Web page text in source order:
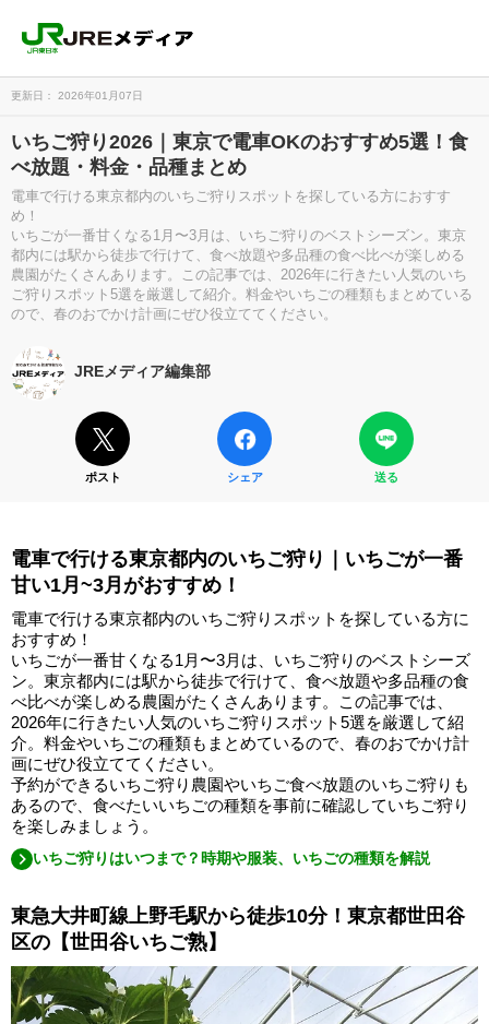
更新日： 2026年01月07日
いちご狩り2026｜東京で電車OKのおすすめ5選！食
べ放題・料金・品種まとめ
電車で行ける東京都内のいちご狩りスポットを探している方におすす
め！
いちごが一番甘くなる1月〜3月は、いちご狩りのベストシーズン。東京
都内には駅から徒歩で行けて、食べ放題や多品種の食べ比べが楽しめる
農園がたくさんあります。この記事では、2026年に行きたい人気のいち
ご狩りスポット5選を厳選して紹介。料金やいちごの種類もまとめている
ので、春のおでかけ計画にぜひ役立ててください。
JREメディア編集部
ポスト シェア 送る
電車で行ける東京都内のいちご狩り｜いちごが一番
甘い1月~3月がおすすめ！
電車で行ける東京都内のいちご狩りスポットを探している方に
おすすめ！
いちごが一番甘くなる1月〜3月は、いちご狩りのベストシーズ
ン。東京都内には駅から徒歩で行けて、食べ放題や多品種の食
べ比べが楽しめる農園がたくさんあります。この記事では、
2026年に行きたい人気のいちご狩りスポット5選を厳選して紹
介。料金やいちごの種類もまとめているので、春のおでかけ計
画にぜひ役立ててください。
予約ができるいちご狩り農園やいちご食べ放題のいちご狩りも
あるので、食べたいいちごの種類を事前に確認していちご狩り
を楽しみましょう。
いちご狩りはいつまで？時期や服装、いちごの種類を解説
東急大井町線上野毛駅から徒歩10分！東京都世田谷
区の【世田谷いちご熟】